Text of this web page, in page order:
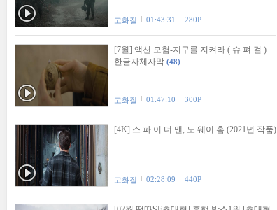
고화질 01:43:31 280P
[7월] 액션.모험-지구를 지켜라 ( 슈 펴 걸 )
한글자체자막 (48)
고화질 01:47:10 300P
[4K] 스 파 이 더 맨, 노 웨이 홈 (2021년 작품)
고화질 02:28:09 440P